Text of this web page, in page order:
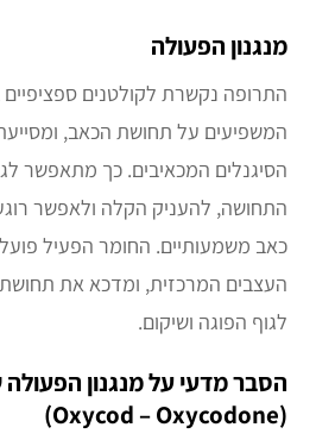
מנגנון הפעולה
התרופה נקשרת לקולטנים ספציפיים
המשפיעים על תחושת הכאב,
הסיגנלים המכאיבים. כך מתאפשר
התחושה, להעניק הקלה ולאפשר רוגע
כאב משמעותיים. החומר הפעיל פועל
העצבים המרכזית, ומדכא את תחושת
לגוף הפוגה ושיקום.
הסבר מדעי על מנגנון הפעולה